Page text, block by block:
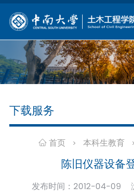
下载服务
首页 > 本科生教育 >
陈旧仪器设备
发布时间：2012-04-09